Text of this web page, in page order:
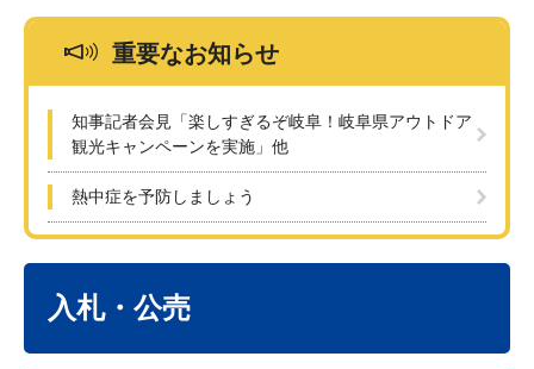
重要なお知らせ
知事記者会見「楽しすぎるぞ岐阜！岐阜県アウトドア
観光キャンペーンを実施」他
熱中症を予防しましょう
入札・公売